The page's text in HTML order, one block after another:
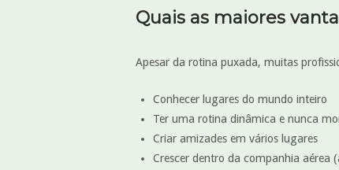
Quais as maiores
Apesar da rotina puxada, muitas
Conhecer lugares do mundo inteiro
Ter uma rotina dinâmica e nunca
Criar amizades em vários lugares
Crescer dentro da companhia aérea